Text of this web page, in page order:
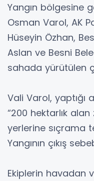
Yangın bölgesine
Osman Varol, AK
Hüseyin Özhan,
Aslan ve Besni
sahada yürütülen
Vali Varol, yaptığı
“200 hektarlık
yerlerine sıçrama
Yangının çıkış
Ekiplerin havadan